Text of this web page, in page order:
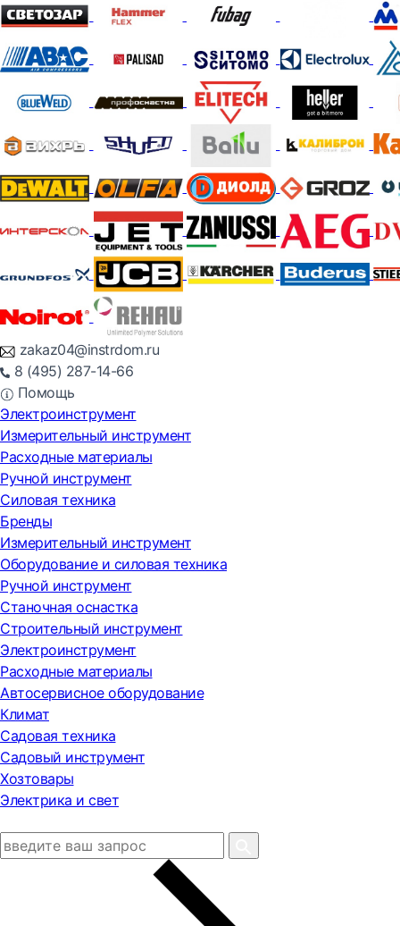
zakaz04@instrdom.ru
8 (495) 287-14-66
Помощь
Электроинструмент
Измерительный инструмент
Расходные материалы
Ручной инструмент
Силовая техника
Бренды
Измерительный инструмент
Оборудование и силовая техника
Ручной инструмент
Станочная оснастка
Строительный инструмент
Электроинструмент
Расходные материалы
Автосервисное оборудование
Климат
Садовая техника
Садовый инструмент
Хозтовары
Электрика и свет